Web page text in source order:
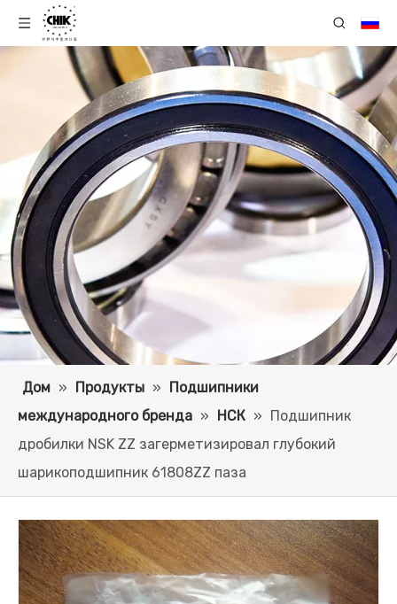
Дом » Продукты » Подшипники
международного бренда » НСК » Подшипник
дробилки NSK ZZ загерметизировал глубокий
шарикоподшипник 61808ZZ паза